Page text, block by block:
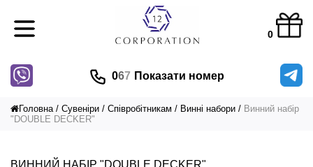
0
067 Показати номер
Головна Сувеніри Співробітникам Винні набори
Винний набір
"DOUBLE DECKER"
ВИННИЙ НАБІР "DOUBLE DECKER"